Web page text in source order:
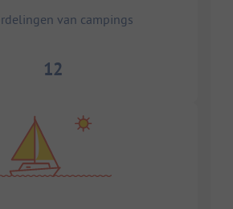
van campings
12